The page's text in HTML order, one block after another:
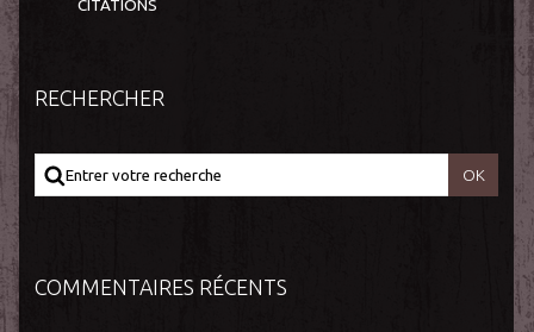
CITATIONS
RECHERCHER
COMMENTAIRES RÉCENTS